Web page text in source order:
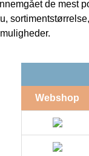
de mest
Webshop